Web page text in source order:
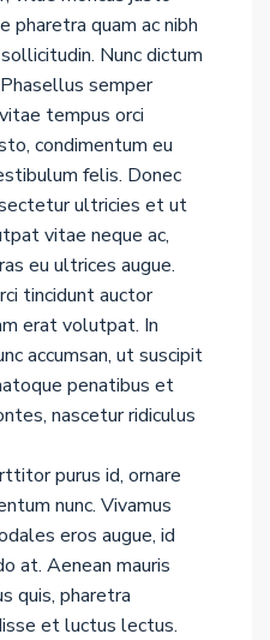
pharetra quam ac nibh
Nunc dictum
semper
tempus orci
condimentum eu
felis. Donec
ultricies et ut
vitae neque ac,
eu ultrices augue.
tincidunt auctor
erat volutpat. In
accumsan, ut suscipit
penatibus et
nascetur ridiculus
purus id, ornare
nunc. Vivamus
eros augue, id
at. Aenean mauris
quis, pharetra
et luctus lectus.